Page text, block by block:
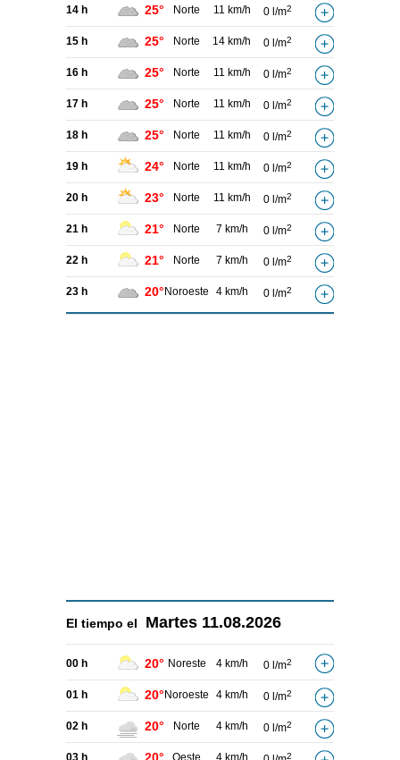
14 h 25° Norte 11 km/h 0 l/m2
15 h 25° Norte 14 km/h 0 l/m2
16 h 25° Norte 11 km/h 0 l/m2
17 h 25° Norte 11 km/h 0 l/m2
18 h 25° Norte 11 km/h 0 l/m2
19 h 24° Norte 11 km/h 0 l/m2
20 h 23° Norte 11 km/h 0 l/m2
21 h 21° Norte 7 km/h 0 l/m2
22 h 21° Norte 7 km/h 0 l/m2
23 h 20° Noroeste 4 km/h 0 l/m2
El tiempo el Martes 11.08.2026
00 h 20° Noreste 4 km/h 0 l/m2
01 h 20° Noroeste 4 km/h 0 l/m2
02 h 20° Norte 4 km/h 0 l/m2
2